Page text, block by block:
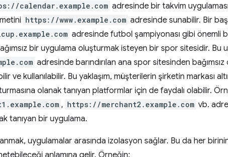
calendar.example.com adresinde bir takvim
https://www.example.com adresinde sunabilir. Bir
adresinde futbol şampiyonası gibi önemli
bir uygulama oluşturmak isteyen bir spor sitesidir. Bu
adresinde barındırılan ana spor sitesinden bağımsız
ve kullanılabilir. Bu yaklaşım, müşterilerin şirketin markası
olanak tanıyan platformlar için de faydalı olabilir.
, https://merchant2.example.com vb.
tanıyan bir uygulama.
uygulamalar arasında izolasyon sağlar. Bu da her
anlamına gelir. Örneğin: